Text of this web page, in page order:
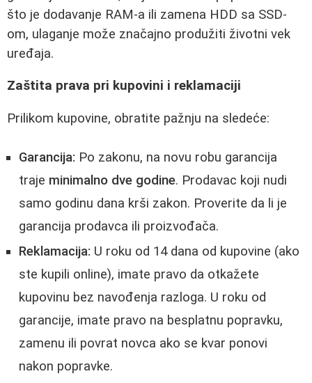
što je dodavanje RAM-a ili zamena HDD sa SSD-
om, ulaganje može značajno produžiti životni vek
uređaja.
Zaštita prava pri kupovini i reklamaciji
Prilikom kupovine, obratite pažnju na sledeće:
Garancija: Po zakonu, na novu robu garancija
traje minimalno dve godine. Prodavac koji nudi
samo godinu dana krši zakon. Proverite da li je
garancija prodavca ili proizvođača.
Reklamacija: U roku od 14 dana od kupovine (ako
ste kupili online), imate pravo da otkažete
kupovinu bez navođenja razloga. U roku od
garancije, imate pravo na besplatnu popravku,
zamenu ili povrat novca ako se kvar ponovi
nakon popravke.